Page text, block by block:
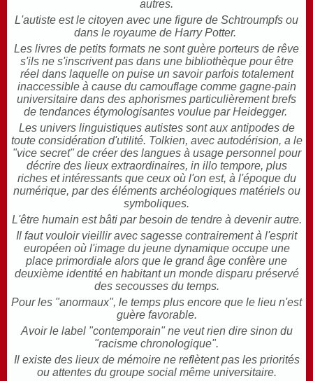
autres.
L'autiste est le citoyen avec une figure de Schtroumpfs ou
dans le royaume de Harry Potter.
Les livres de petits formats ne sont guère porteurs de rêve
s'ils ne s'inscrivent pas dans une bibliothèque pour être
réel dans laquelle on puise un savoir parfois totalement
inaccessible à cause du camouflage comme gagne-pain
universitaire dans des aphorismes particulièrement brefs
de tendances étymologisantes voulue par Heidegger.
Les univers linguistiques autistes sont aux antipodes de
toute considération d'utilité. Tolkien, avec autodérision, a le
"vice secret" de créer des langues à usage personnel pour
décrire des lieux extraordinaires, in illo tempore, plus
riches et intéressants que ceux où l'on est, à l'époque du
numérique, par des éléments archéologiques matériels ou
symboliques.
L'être humain est bâti par besoin de tendre à devenir autre.
Il faut vouloir vieillir avec sagesse contrairement à l'esprit
européen où l'image du jeune dynamique occupe une
place primordiale alors que le grand âge confère une
deuxième identité en habitant un monde disparu préservé
des secousses du temps.
Pour les "anormaux", le temps plus encore que le lieu n'est
guère favorable.
Avoir le label "contemporain" ne veut rien dire sinon du
"racisme chronologique".
Il existe des lieux de mémoire ne reflètent pas les priorités
ou attentes du groupe social même universitaire.